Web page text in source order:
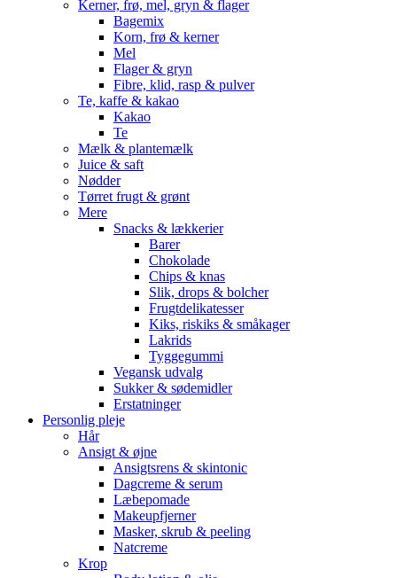
Kerner, frø, mel, gryn & flager
Bagemix
Korn, frø & kerner
Mel
Flager & gryn
Fibre, klid, rasp & pulver
Te, kaffe & kakao
Kakao
Te
Mælk & plantemælk
Juice & saft
Nødder
Tørret frugt & grønt
Mere
Snacks & lækkerier
Barer
Chokolade
Chips & knas
Slik, drops & bolcher
Frugtdelikatesser
Kiks, riskiks & småkager
Lakrids
Tyggegummi
Vegansk udvalg
Sukker & sødemidler
Erstatninger
Personlig pleje
Hår
Ansigt & øjne
Ansigtsrens & skintonic
Dagcreme & serum
Læbepomade
Makeupfjerner
Masker, skrub & peeling
Natcreme
Krop